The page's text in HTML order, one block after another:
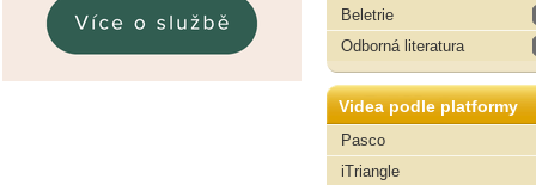
Beletrie
Odborná literatura
Videa podle platformy
Pasco
iTriangle